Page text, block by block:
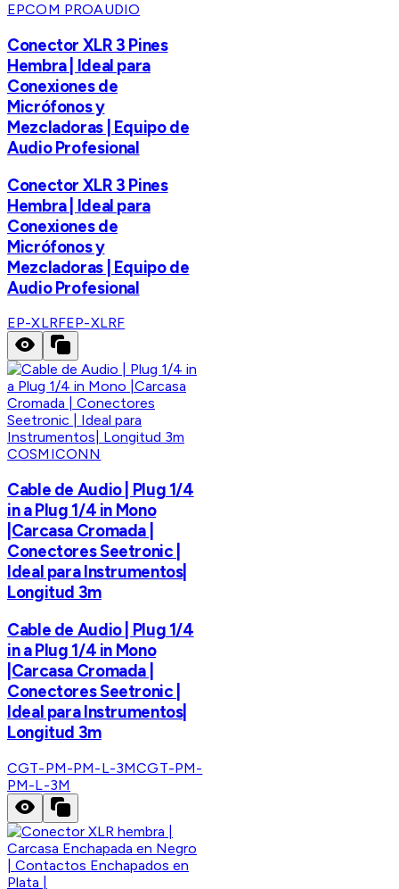
EPCOM PROAUDIO
Conector XLR 3 Pines
Hembra | Ideal para
Conexiones de
Micrófonos y
Mezcladoras | Equipo de
Audio Profesional
Conector XLR 3 Pines
Hembra | Ideal para
Conexiones de
Micrófonos y
Mezcladoras | Equipo de
Audio Profesional
EP-XLRFEP-XLRF
COSMICONN
Cable de Audio | Plug 1/4
in a Plug 1/4 in Mono
|Carcasa Cromada |
Conectores Seetronic |
Ideal para Instrumentos|
Longitud 3m
Cable de Audio | Plug 1/4
in a Plug 1/4 in Mono
|Carcasa Cromada |
Conectores Seetronic |
Ideal para Instrumentos|
Longitud 3m
CGT-PM-PM-L-3MCGT-PM-
PM-L-3M